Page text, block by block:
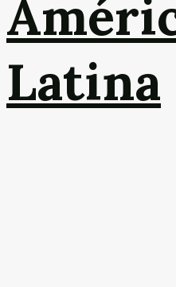
Latina